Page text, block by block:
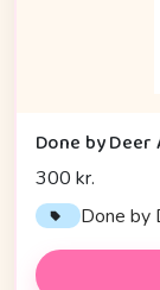
Done by
300 kr.
Done by